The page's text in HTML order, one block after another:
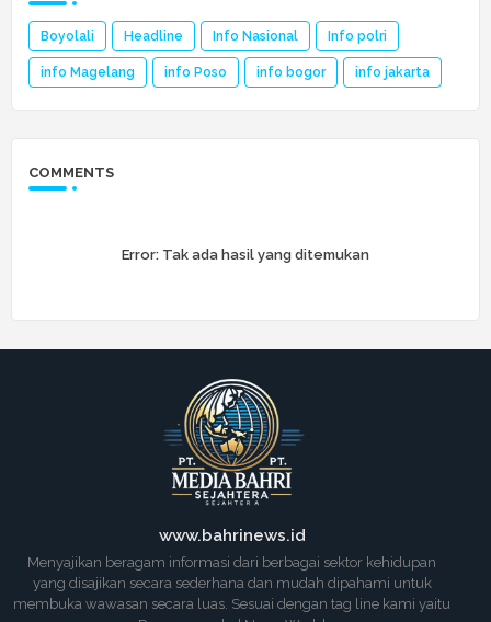
Boyolali Headline Info Nasional Info polri
info Magelang info Poso info bogor info jakarta
COMMENTS
Error: Tak ada hasil yang ditemukan
www.bahrinews.id
Menyajikan beragam informasi dari berbagai sektor kehidupan
yang disajikan secara sederhana dan mudah dipahami untuk
membuka wawasan secara luas. Sesuai dengan tag line kami yaitu